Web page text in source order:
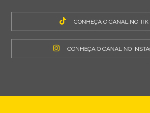
CONHEÇA O CANAL NO TIK
CONHEÇA O CANAL NO